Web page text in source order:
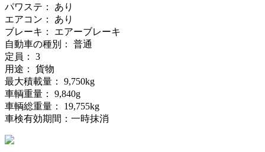
パワステ： あり
エアコン： あり
ブレーキ： エアーブレーキ
自動車の種別： 普通
定員： 3
用途： 貨物
最大積載量： 9,750kg
車輌重量： 9,840g
車輌総重量： 19,755kg
車検有効期間：一時抹消